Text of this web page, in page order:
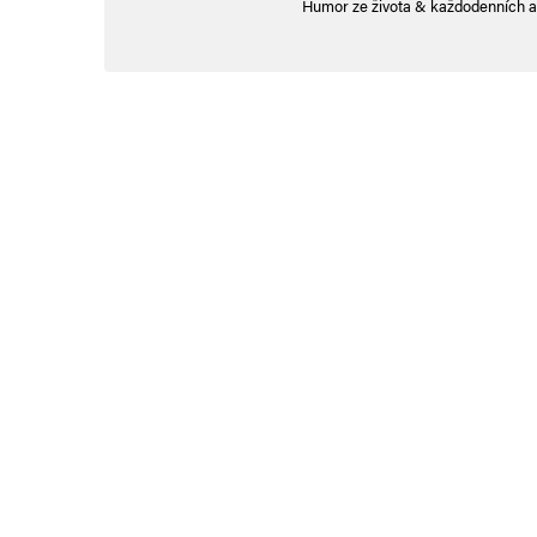
Vaše e-mailová adresa nebude zveřejněna. Vyžadované informace
Humor ze života & každodenních